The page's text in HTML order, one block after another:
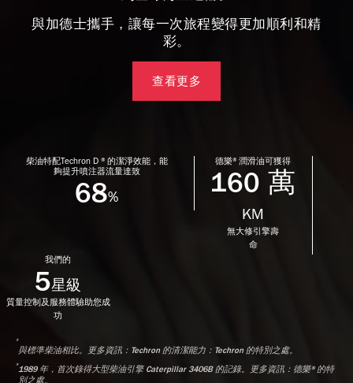
與加德士攜手，讓每一次旅程變得更加順利和精
彩。
查看更多
柴油特配Techron D ® 的潔淨效能，能
夠提升噴注器流量達致
68%
德樂® 潤滑油可獲得
160 萬
KM
無大修引擎壽
命
我們的
5星級
質量控制及服務體驗助您成
功
*
與標準柴油相比。更多資訊：Techron 的清潔能力：Techron 的特別之處。
*1989 年，首次錄得大型柴油引擎 Caterpillar 3406B 的記錄。更多資訊：德樂® 的特
別之處。